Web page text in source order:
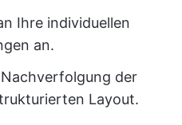
Ihre individuellen
an.
der
Layout.